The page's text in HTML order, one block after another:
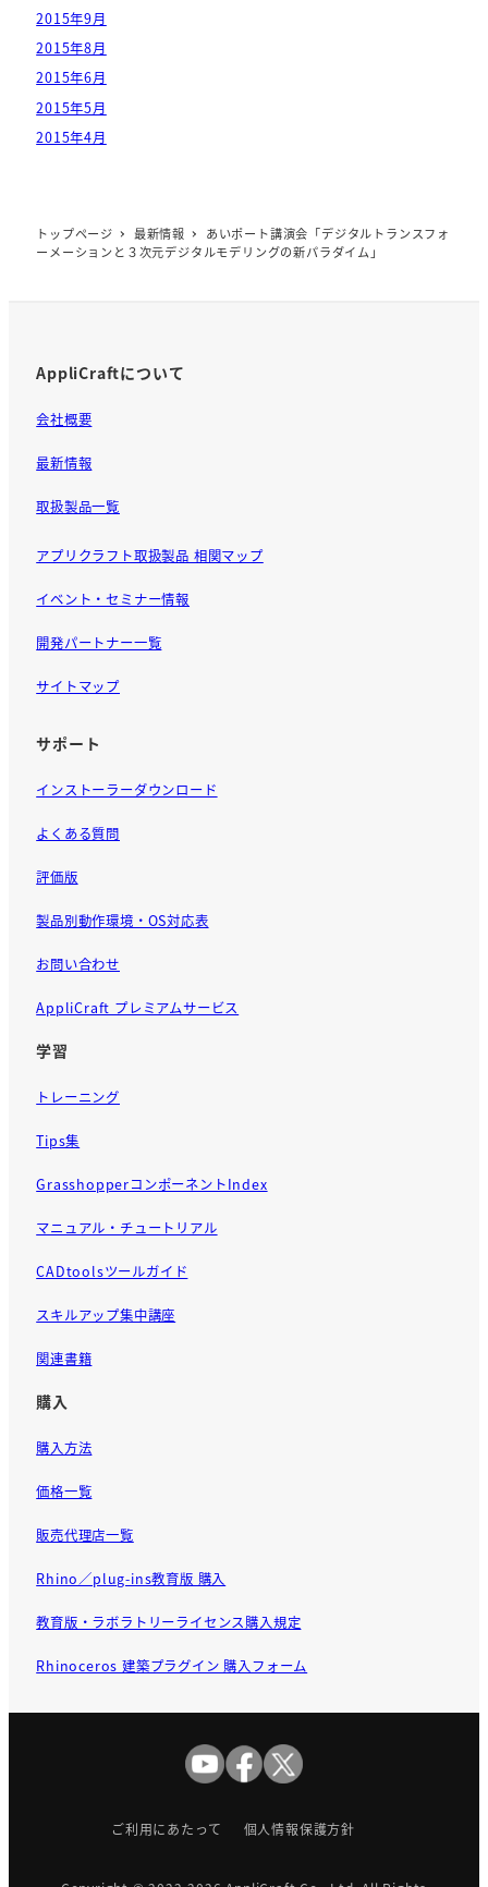
2015年9月
2015年8月
2015年6月
2015年5月
2015年4月
トップページ 最新情報
あいポート講演会「デジタルトランスフォ
ーメーションと３次元デジタルモデリングの新パラダイム」
AppliCraftについて
会社概要
最新情報
取扱製品一覧
アプリクラフト取扱製品 相関マップ
イベント・セミナー情報
開発パートナー一覧
サイトマップ
サポート
インストーラーダウンロード
よくある質問
評価版
製品別動作環境・OS対応表
お問い合わせ
AppliCraft プレミアムサービス
学習
トレーニング
Tips集
GrasshopperコンポーネントIndex
マニュアル・チュートリアル
CADtoolsツールガイド
スキルアップ集中講座
関連書籍
購入
購入方法
価格一覧
販売代理店一覧
Rhino／plug-ins教育版 購入
教育版・ラボラトリーライセンス購入規定
Rhinoceros 建築プラグイン 購入フォーム
ご利用にあたって 個人情報保護方針